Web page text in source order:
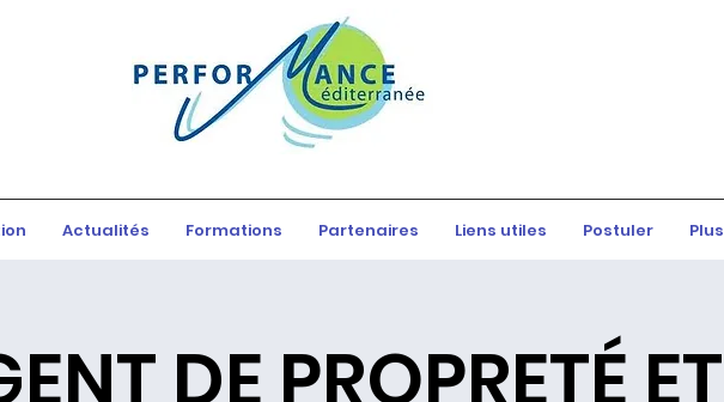
Actualités Formations Partenaires Liens utiles Postuler Plus
DE PROPRETÉ ET